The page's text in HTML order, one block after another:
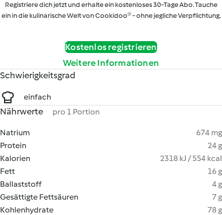
Registriere dich jetzt und erhalte ein kostenloses 30-Tage Abo. Tauche
ein in die kulinarische Welt von Cookidoo® - ohne jegliche Verpflichtung.
Kostenlos registrieren
Weitere Informationen
Schwierigkeitsgrad
einfach
Nährwerte pro 1 Portion
Natrium
674 mg
Protein
24 g
Kalorien
2318 kJ / 554 kcal
Fett
16 g
Ballaststoff
4 g
Gesättigte Fettsäuren
7 g
Kohlenhydrate
78 g